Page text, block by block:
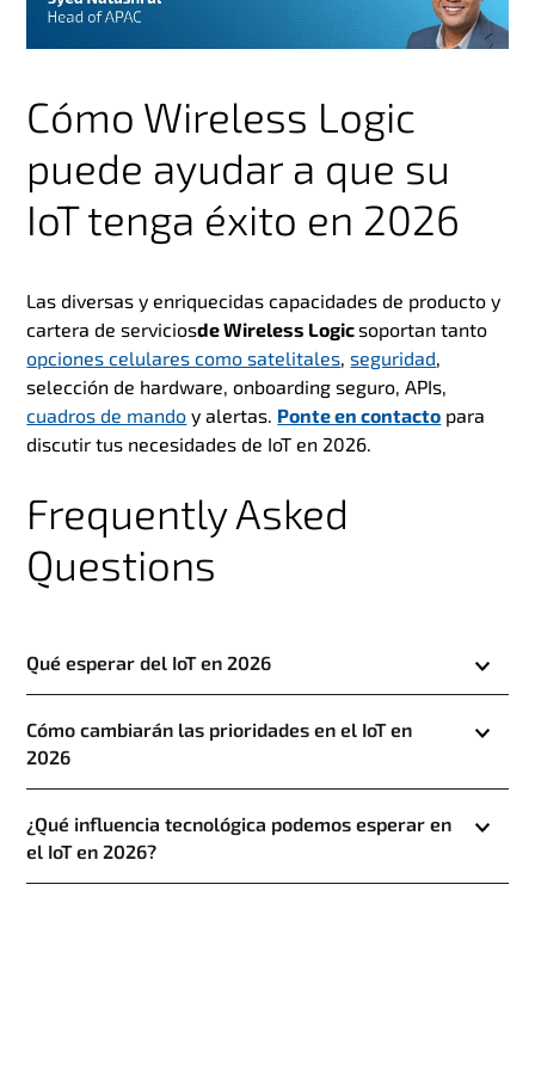
Cómo Wireless Logic
puede ayudar a que su
IoT tenga éxito en 2026
Las diversas y enriquecidas capacidades de producto y
cartera de serviciosde Wireless Logicsoportan tanto
opciones celulares como satelitales,seguridad,
selección de hardware, onboarding seguro, APIs,
cuadros de mando y alertas. Ponte en contacto para
discutir tus necesidades de IoT en 2026.
Frequently Asked
Questions
Qué esperar del IoT en 2026
Cómo cambiarán las prioridades en el IoT en
2026
¿Qué influencia tecnológica podemos esperar en
el IoT en 2026?